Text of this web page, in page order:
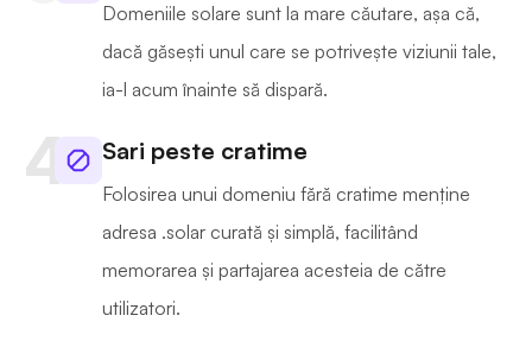
Domeniile solare sunt la mare căutare, așa că,
dacă găsești unul care se potrivește viziunii tale,
ia-l acum înainte să dispară.
Sari peste cratime
Folosirea unui domeniu fără cratime menține
adresa .solar curată și simplă, facilitând
memorarea și partajarea acesteia de către
utilizatori.